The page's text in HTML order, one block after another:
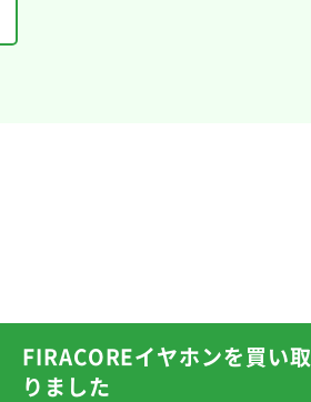
FIRACOREイヤホンを買い取
りました